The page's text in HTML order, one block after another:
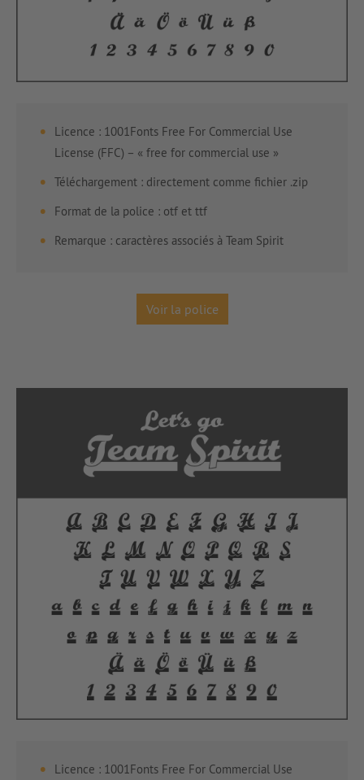
Licence : 1001Fonts Free For Commercial Use
License (FFC) – « free for commercial use »
Téléchargement : directement comme fichier .zip
Format de la police : otf et ttf
Remarque : caractères associés à Team Spirit
Voir la police
Licence : 1001Fonts Free For Commercial Use